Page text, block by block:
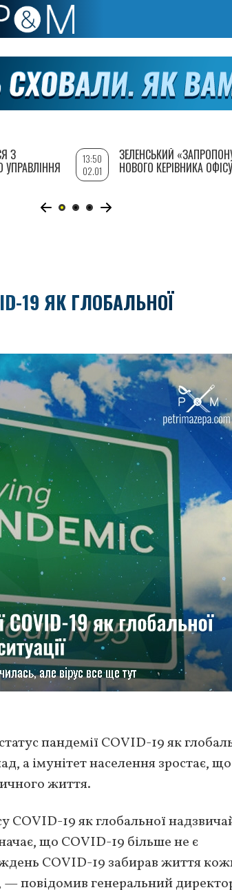
19 ЯК ГЛОБАЛЬНОЇ
статус пандемії COVID-19 як
а імунітет населення зростає, що
життя.
COVID-19 як глобальної
що COVID-19 більше не є
COVID-19 забирав життя
— повідомив генеральний
З
13:50
02.01
ЗЕЛЕНСЬКИЙ
НОВОГО КЕРІВНИКА